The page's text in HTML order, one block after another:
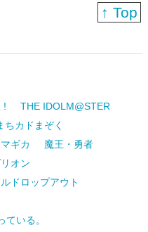
↑ Top
!
THE IDOLM@STER
ちカドまぞく
ギカ
魔王・勇者
オン
ドロップアウト
いる。